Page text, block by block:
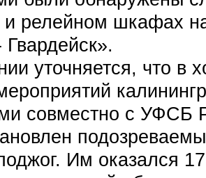
и релейном шкафах
уточняется, что в
совместно с УФСБ
Им оказался